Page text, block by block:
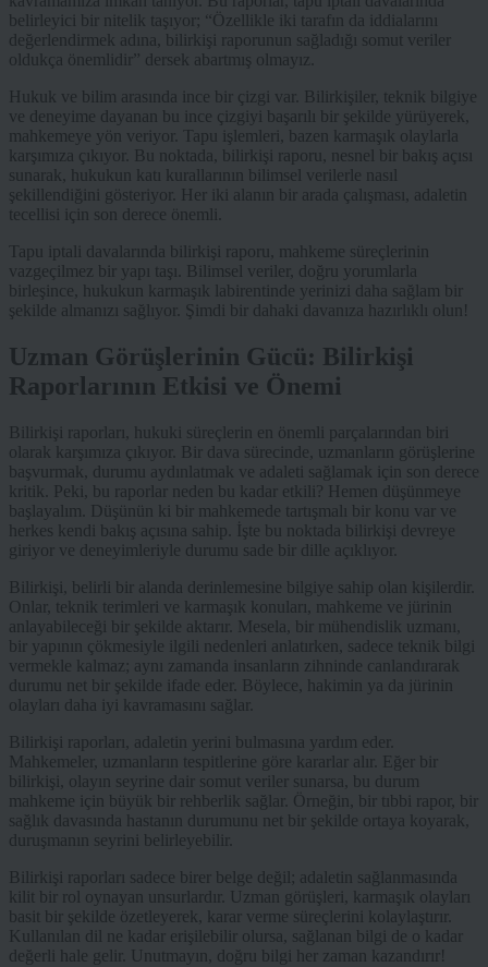
belirleyici bir nitelik taşıyor; “Özellikle iki tarafın da iddialarını
değerlendirmek adına, bilirkişi raporunun sağladığı somut veriler
oldukça önemlidir” dersek abartmış olmayız.
Hukuk ve bilim arasında ince bir çizgi var. Bilirkişiler, teknik bilgiye
ve deneyime dayanan bu ince çizgiyi başarılı bir şekilde yürüyerek,
mahkemeye yön veriyor. Tapu işlemleri, bazen karmaşık olaylarla
karşımıza çıkıyor. Bu noktada, bilirkişi raporu, nesnel bir bakış açısı
sunarak, hukukun katı kurallarının bilimsel verilerle nasıl
şekillendiğini gösteriyor. Her iki alanın bir arada çalışması, adaletin
tecellisi için son derece önemli.
Tapu iptali davalarında bilirkişi raporu, mahkeme süreçlerinin
vazgeçilmez bir yapı taşı. Bilimsel veriler, doğru yorumlarla
birleşince, hukukun karmaşık labirentinde yerinizi daha sağlam bir
şekilde almanızı sağlıyor. Şimdi bir dahaki davanıza hazırlıklı olun!
Uzman Görüşlerinin Gücü: Bilirkişi
Raporlarının Etkisi ve Önemi
Bilirkişi raporları, hukuki süreçlerin en önemli parçalarından biri
olarak karşımıza çıkıyor. Bir dava sürecinde, uzmanların görüşlerine
başvurmak, durumu aydınlatmak ve adaleti sağlamak için son derece
kritik. Peki, bu raporlar neden bu kadar etkili? Hemen düşünmeye
başlayalım. Düşünün ki bir mahkemede tartışmalı bir konu var ve
herkes kendi bakış açısına sahip. İşte bu noktada bilirkişi devreye
giriyor ve deneyimleriyle durumu sade bir dille açıklıyor.
Bilirkişi, belirli bir alanda derinlemesine bilgiye sahip olan kişilerdir.
Onlar, teknik terimleri ve karmaşık konuları, mahkeme ve jürinin
anlayabileceği bir şekilde aktarır. Mesela, bir mühendislik uzmanı,
bir yapının çökmesiyle ilgili nedenleri anlatırken, sadece teknik bilgi
vermekle kalmaz; aynı zamanda insanların zihninde canlandırarak
durumu net bir şekilde ifade eder. Böylece, hakimin ya da jürinin
olayları daha iyi kavramasını sağlar.
Bilirkişi raporları, adaletin yerini bulmasına yardım eder.
Mahkemeler, uzmanların tespitlerine göre kararlar alır. Eğer bir
bilirkişi, olayın seyrine dair somut veriler sunarsa, bu durum
mahkeme için büyük bir rehberlik sağlar. Örneğin, bir tıbbi rapor, bir
sağlık davasında hastanın durumunu net bir şekilde ortaya koyarak,
duruşmanın seyrini belirleyebilir.
Bilirkişi raporları sadece birer belge değil; adaletin sağlanmasında
kilit bir rol oynayan unsurlardır. Uzman görüşleri, karmaşık olayları
basit bir şekilde özetleyerek, karar verme süreçlerini kolaylaştırır.
Kullanılan dil ne kadar erişilebilir olursa, sağlanan bilgi de o kadar
değerli hale gelir. Unutmayın, doğru bilgi her zaman kazandırır!